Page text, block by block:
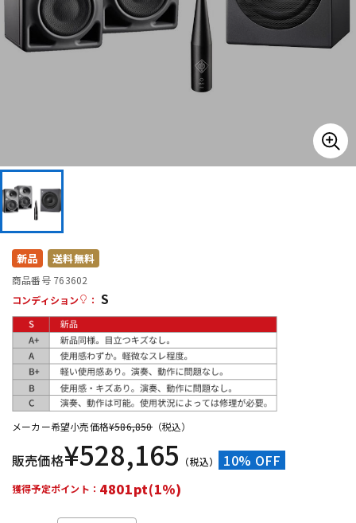
管楽器 その他楽器
中古
新品 送料無料
商品番号 763602
コンディション
： S
メーカー希望小売価格¥586,850（税込）
販売価格¥528,165 （税込） 10% OFF
獲得予定ポイント： 4801pt(1%)